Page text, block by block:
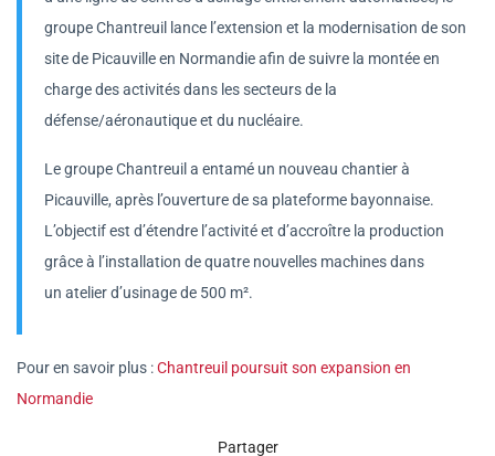
groupe Chantreuil lance l’extension et la modernisation de son
site de Picauville en Normandie afin de suivre la montée en
charge des activités dans les secteurs de la
défense/aéronautique et du nucléaire.
Le groupe Chantreuil a entamé un nouveau chantier à
Picauville, après l’ouverture de sa plateforme bayonnaise.
L’objectif est d’étendre l’activité et d’accroître la production
grâce à l’installation de quatre nouvelles machines dans
un atelier d’usinage de 500 m².
Pour en savoir plus :Chantreuil poursuit son expansion en
Normandie
Partager